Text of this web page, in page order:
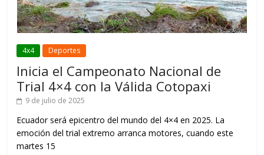
4x4 Deportes
Inicia el Campeonato Nacional de
Trial 4×4 con la Válida Cotopaxi
9 de julio de 2025
Ecuador será epicentro del mundo del 4×4 en 2025. La
emoción del trial extremo arranca motores, cuando este
martes 15